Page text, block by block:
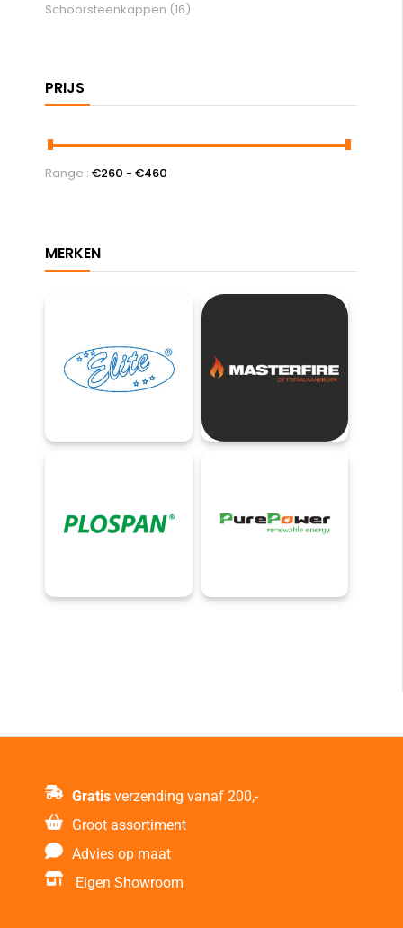
Schoorsteenkappen (16)
Range : €260 - €460
Gratis verzending vanaf 200,-
Groot assortiment
Advies op maat
Eigen Showroom